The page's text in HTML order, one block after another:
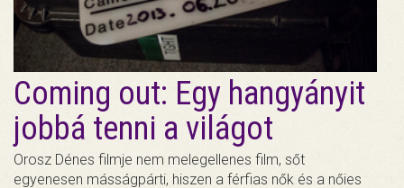
Coming out: Egy hangyányit
jobbá tenni a világot
Orosz Dénes filmje nem melegellenes film, sőt
egyenesen másságpárti, hiszen a férfias nők és a nőies